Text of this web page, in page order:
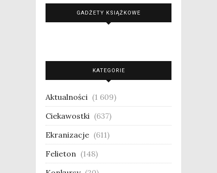
GADŻETY KSIĄŻKOWE
KATEGORIE
Aktualności (1 609)
Ciekawostki (637)
Ekranizacje (611)
Felieton (148)